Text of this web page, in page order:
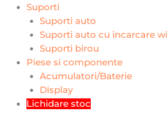
Suporti
Suporti auto
Suporti auto cu incarcare
Suporti birou
Piese si componente
Acumulatori/Baterie
Display
Lichidare stoc